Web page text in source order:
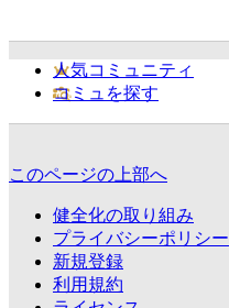
人気コミュニティ
コミュを探す
このページの上部へ
健全化の取り組み
プライバシーポリシー
新規登録
利用規約